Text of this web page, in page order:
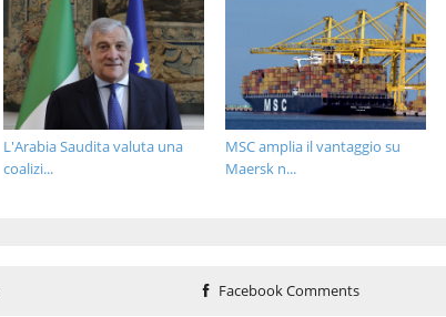
MSC amplia il vantaggio su
Maersk n...
L'Arabia Saudita valuta una
coalizi...
Facebook Comments